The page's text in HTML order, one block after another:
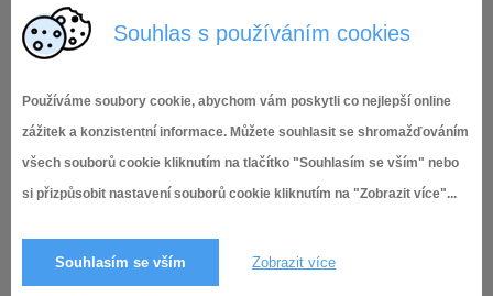
Souhlas s používáním cookies
Používáme soubory cookie, abychom vám poskytli co nejlepší online
zážitek a konzistentní informace. Můžete souhlasit se shromažďováním
všech souborů cookie kliknutím na tlačítko "Souhlasím se vším" nebo
si přizpůsobit nastavení souborů cookie kliknutím na "Zobrazit více"...
Souhlasím se vším Zobrazit více
Příloha č. 4 - Pacht části pozemku p.č. 298_1, k.ú. Brněnské
Ivanovice
Příloha č. 5 - Vyjádření k prodeji pozemků v k.ú. Tuřany -
areál AGRO, Pratecká, Dvorecká, Myslivecká
Příloha č. 6 - Darovací smlouva - Partnerství kulturních akcí
2025